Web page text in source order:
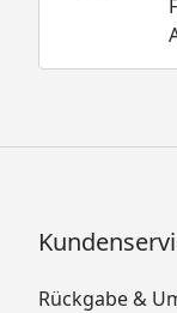
Rückgabe &